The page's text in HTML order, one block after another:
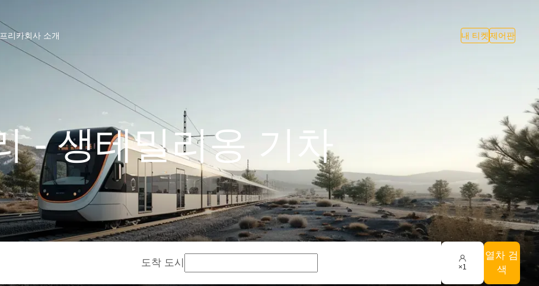
리카회사 소개 내 티켓 제어판
- 생테밀리옹 기차
도착 도시 ×1
열차 검
색